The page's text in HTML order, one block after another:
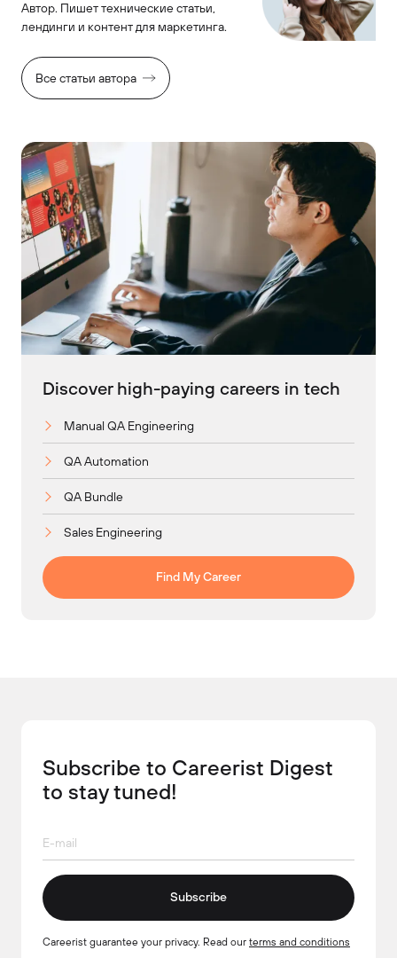
Автор. Пишет технические статьи,
лендинги и контент для маркетинга.
Все статьи автора
Discover high-paying careers in tech
Manual QA Engineering
QA Automation
QA Bundle
Sales Engineering
Find My Career
Subscribe to Careerist Digest
to stay tuned!
Subscribe
Careerist guarantee your privacy. Read our terms and conditions